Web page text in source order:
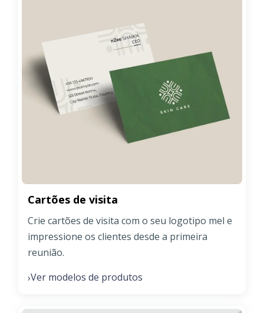
Cartões de visita
Crie cartões de visita com o seu logotipo mel e
impressione os clientes desde a primeira
reunião.
›Ver modelos de produtos